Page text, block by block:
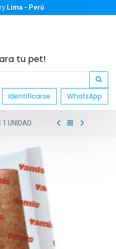
Lima - Perú
tu pet!
Identificarse WhatsApp
1 UNIDAD